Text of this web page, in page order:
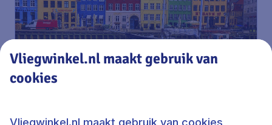
De leukste
Vliegwinkel.nl maakt gebruik van
cookies
Vliegwinkel.nl maakt gebruik van cookies